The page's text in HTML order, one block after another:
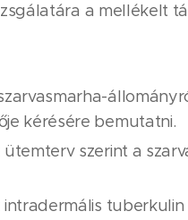
a mellékelt
kérésére bemutatni.
szerint a